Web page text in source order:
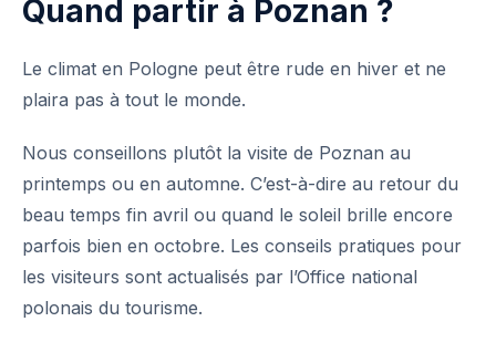
Quand partir à Poznan ?
Le climat en Pologne peut être rude en hiver et ne
plaira pas à tout le monde.
Nous conseillons plutôt la visite de Poznan au
printemps ou en automne. C’est-à-dire au retour du
beau temps fin avril ou quand le soleil brille encore
parfois bien en octobre. Les conseils pratiques pour
les visiteurs sont actualisés par l’Office national
polonais du tourisme.